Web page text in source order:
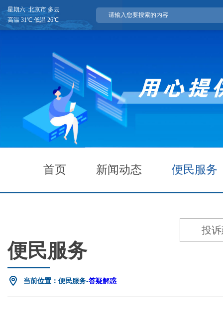
星期六 北京市 多云
高温 31℃ 低温 26℃
首页 新闻动态 便民服务
便民服务
投
当前位置：便民服务-答疑解惑